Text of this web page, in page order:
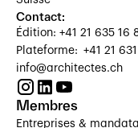
Contact:
Édition: +41 21 635 16
Plateforme: +41 21
info@architectes.ch
Membres
Entreprises &